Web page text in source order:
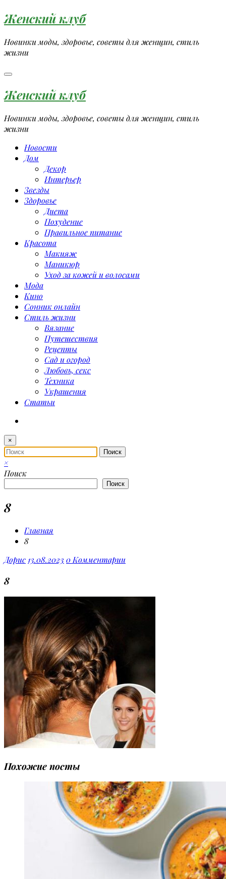
Перейти
к
содержимому
Женский клуб
Новинки моды, здоровье, советы для женщин, стиль
жизни
Женский клуб
Новинки моды, здоровье, советы для женщин, стиль
жизни
Новости
Дом
Декор
Интерьер
Звезды
Здоровье
Диета
Похудение
Правильное питание
Красота
Макияж
Маникюр
Уход за кожей и волосами
Мода
Кино
Сонник онлайн
Стиль жизни
Вязание
Путешествия
Рецепты
Сад и огород
Любовь, секс
Техника
Украшения
Статьи
×
×
Поиск
Поиск
8
Главная
8
Дорис 13.08.2023 0 Комментарии
8
Похожие посты